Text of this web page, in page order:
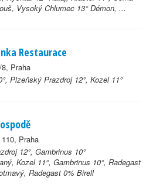
Vysoký Chlumec 13° Démon, ...
Restaurace
Praha
Plzeňský Prazdroj 12°, Kozel 11°
Praha
12°, Gambrinus 10°
Kozel 11°, Gambrinus 10°, Radegast
Radegast 0% Birell